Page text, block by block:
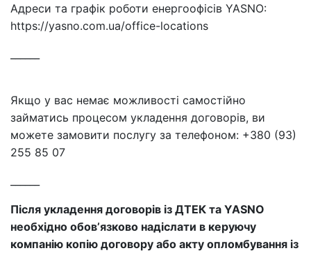
Адреси та графік роботи енергоофісів YASNO:
https://yasno.com.ua/office-locations
Якщо у вас немає можливості самостійно
займатись процесом укладення договорів, ви
можете замовити послугу за телефоном: +380 (93)
255 85 07
Після укладення договорів із ДТЕК та YASNO
необхідно обовʼязково надіслати в керуючу
компанію копію договору або акту опломбування із